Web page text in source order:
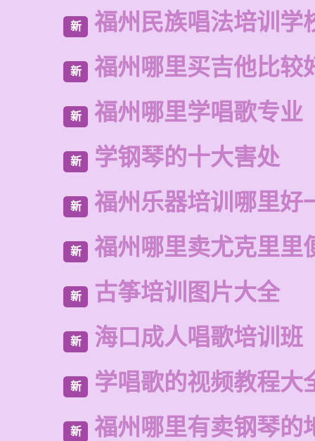
新 福州民族唱法培训学
新 福州哪里买吉他比较
新 福州哪里学唱歌专业
新 学钢琴的十大害处
新 福州乐器培训哪里好
新 福州哪里卖尤克里里
新 古筝培训图片大全
新 海口成人唱歌培训班
新 学唱歌的视频教程大
新 福州哪里有卖钢琴的